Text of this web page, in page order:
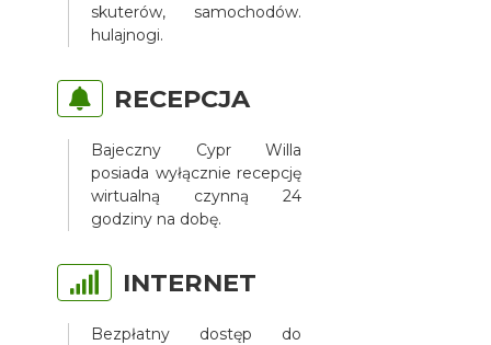
skuterów, samochodów.
hulajnogi.
RECEPCJA
Bajeczny Cypr Willa
posiada wyłącznie recepcję
wirtualną czynną 24
godziny na dobę.
INTERNET
Bezpłatny dostęp do